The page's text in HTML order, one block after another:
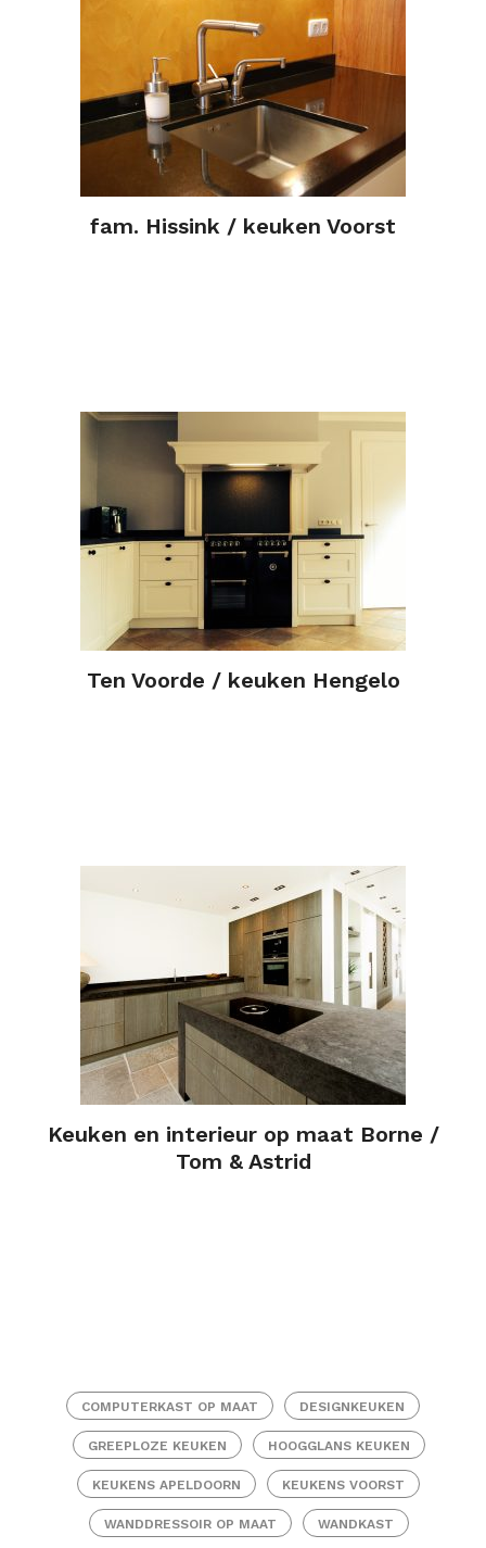
fam. Hissink / keuken Voorst
Ten Voorde / keuken Hengelo
Keuken en interieur op maat Borne /
Tom & Astrid
COMPUTERKAST OP MAAT DESIGNKEUKEN
GREEPLOZE KEUKEN HOOGGLANS KEUKEN
KEUKENS APELDOORN KEUKENS VOORST
WANDDRESSOIR OP MAAT WANDKAST